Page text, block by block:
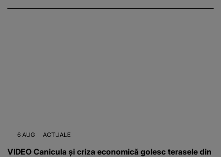
6 AUG ACTUALE
VIDEO Canicula și criza economică golesc terasele din